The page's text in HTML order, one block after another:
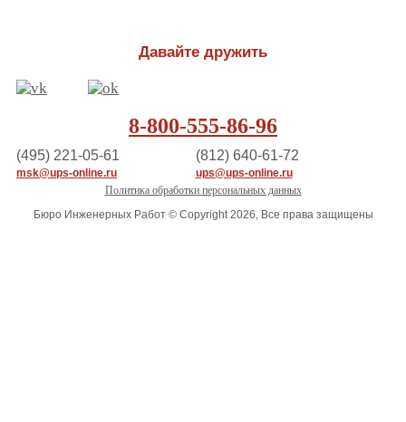
Давайте дружить
8-800-555-86-96
(495) 221-05-61
msk@ups-online.ru
(812) 640-61-72
ups@ups-online.ru
Политика обработки персональных данных
Бюро Инженерных Работ © Copyright 2026, Все права защищены